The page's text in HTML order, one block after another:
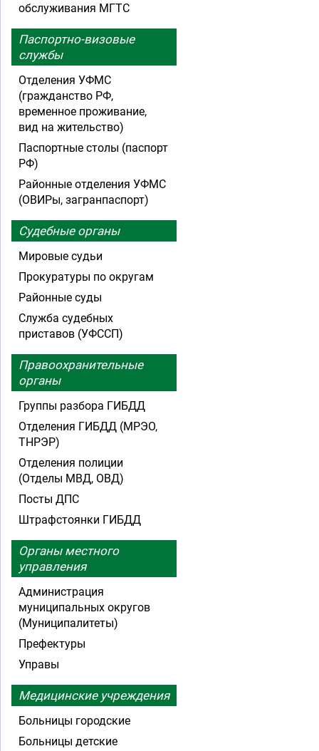
обслуживания МГТС
Паспортно-визовые
службы
Отделения УФМС
(гражданство РФ,
временное проживание,
вид на жительство)
Паспортные столы (паспорт
РФ)
Районные отделения УФМС
(ОВИРы, загранпаспорт)
Судебные органы
Мировые судьи
Прокуратуры по округам
Районные суды
Служба судебных
приставов (УФССП)
Правоохранительные
органы
Группы разбора ГИБДД
Отделения ГИБДД (МРЭО,
ТНРЭР)
Отделения полиции
(Отделы МВД, ОВД)
Посты ДПС
Штрафстоянки ГИБДД
Органы местного
управления
Администрация
муниципальных округов
(Муниципалитеты)
Префектуры
Управы
Медицинские учреждения
Больницы городские
Больницы детские